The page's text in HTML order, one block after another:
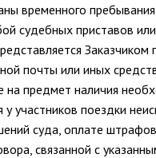
временного
судебных приставов
почты или иных
на предмет наличия
у участников поездки
суда, оплате
связанной с